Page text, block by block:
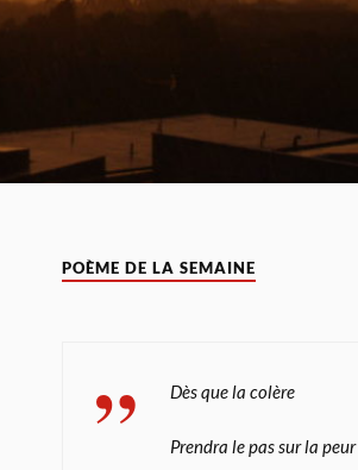
POÈME DE LA SEMAINE
Dès que la colère
Prendra le pas sur la peur